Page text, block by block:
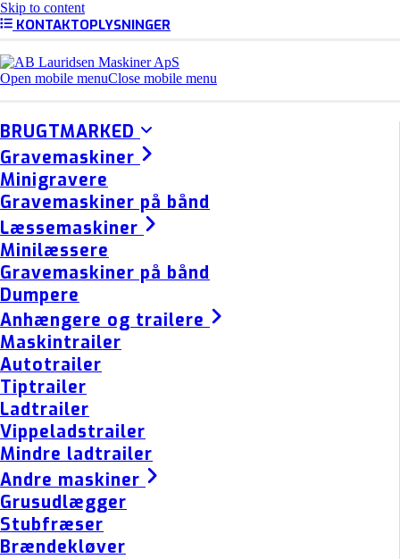
Skip to content
KONTAKTOPLYSNINGER
Open mobile menuClose mobile menu
BRUGTMARKED
Gravemaskiner
Minigravere
Gravemaskiner på bånd
Læssemaskiner
Minilæssere
Gravemaskiner på bånd
Dumpere
Anhængere og trailere
Maskintrailer
Autotrailer
Tiptrailer
Ladtrailer
Vippeladstrailer
Mindre ladtrailer
Andre maskiner
Grusudlægger
Stubfræser
Brændekløver